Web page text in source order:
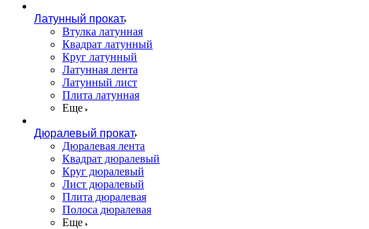
Латунный прокат
Втулка латунная
Квадрат латунный
Круг латунный
Латунная лента
Латунный лист
Плита латунная
Еще
Дюралевый прокат
Дюралевая лента
Квадрат дюралевый
Круг дюралевый
Лист дюралевый
Плита дюралевая
Полоса дюралевая
Еще